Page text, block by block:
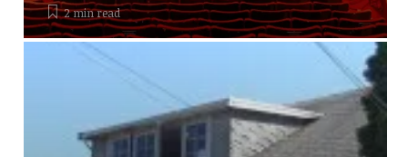
2 minread